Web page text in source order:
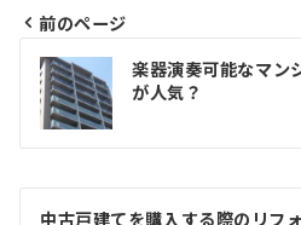
投
稿
ナ
ビ
前のページ
楽器演奏可能なマン
が人気？
中古戸建てを購入する際のリフ